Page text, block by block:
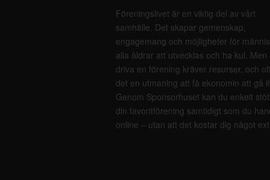
Föreningslivet är en viktig del av vårt
samhälle. Det skapar gemenskap,
engagemang och möjligheter för
alla åldrar att utvecklas och ha kul. Men
driva en förening kräver resurser, och
det en utmaning att få ekonomin att gå
Genom Sponsorhuset kan du enkelt
din favoritförening samtidigt som du
online – utan att det kostar dig något